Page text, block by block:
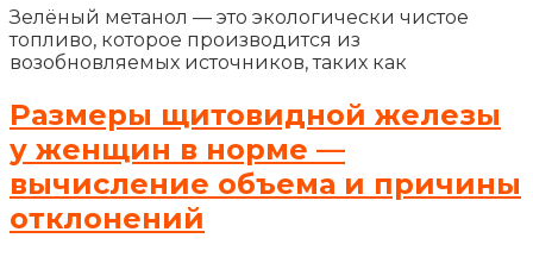
Зелёный метанол — это экологически чистое
топливо, которое производится из
возобновляемых источников, таких как
Размеры щитовидной железы
у женщин в норме —
вычисление объема и причины
отклонений